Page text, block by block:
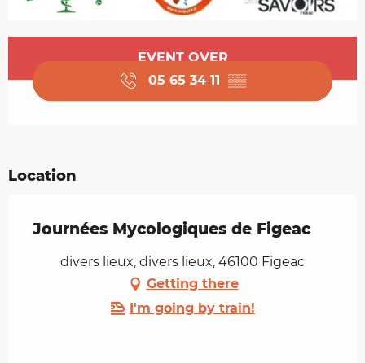
Opening hours & contact details
EVENT OVER
05 65 34 11 ▒▒
Location
Journées Mycologiques de Figeac
divers lieux, divers lieux, 46100 Figeac
Getting there
I'm going by train!